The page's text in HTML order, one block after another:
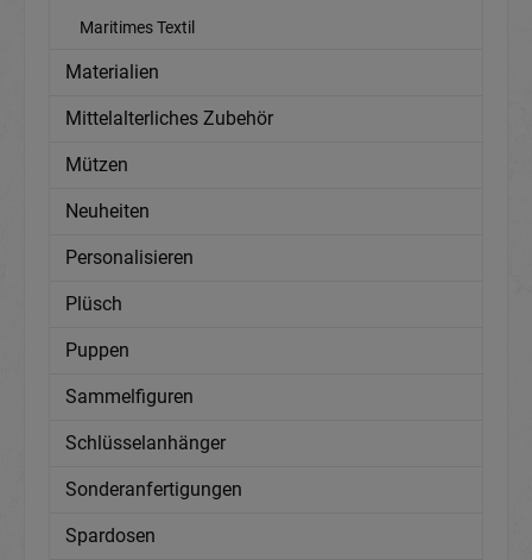
Maritimes Textil
Materialien
Mittelalterliches Zubehör
Mützen
Neuheiten
Personalisieren
Plüsch
Puppen
Sammelfiguren
Schlüsselanhänger
Sonderanfertigungen
Spardosen